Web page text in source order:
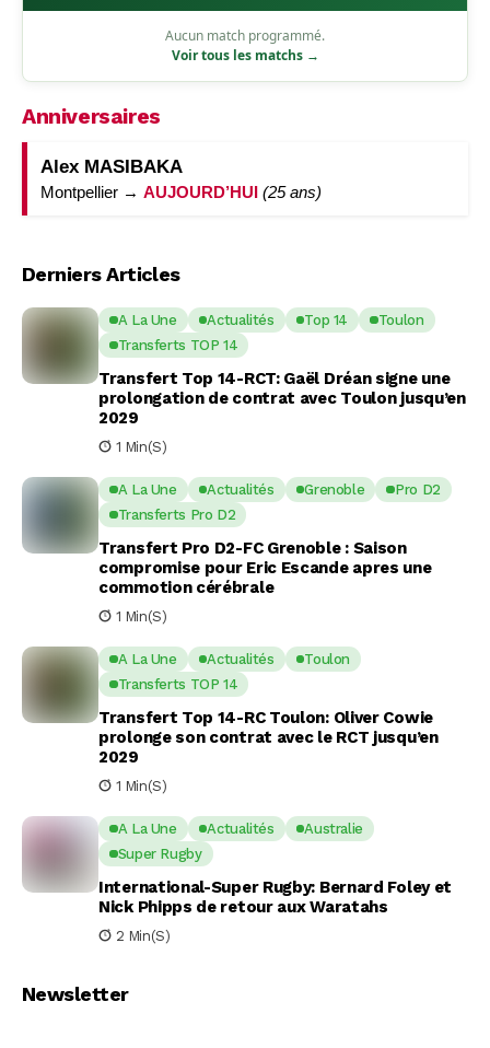
Aucun match programmé.
Voir tous les matchs →
Anniversaires
Alex MASIBAKA
Montpellier → AUJOURD’HUI (25 ans)
Derniers Articles
A La Une Actualités Top 14
Toulon
Transferts TOP 14
Transfert Top 14-RCT: Gaël Dréan signe une
prolongation de contrat avec Toulon jusqu’en
2029
1 Min(s)
A La Une Actualités Grenoble
Pro D2
Transferts Pro D2
Transfert Pro D2-FC Grenoble : Saison
compromise pour Eric Escande apres une
commotion cérébrale
1 Min(s)
A La Une Actualités
Toulon
Transferts TOP 14
Transfert Top 14-RC Toulon: Oliver Cowie
prolonge son contrat avec le RCT jusqu’en
2029
1 Min(s)
A La Une Actualités
Australie
Super Rugby
International-Super Rugby: Bernard Foley et
Nick Phipps de retour aux Waratahs
2 Min(s)
Newsletter